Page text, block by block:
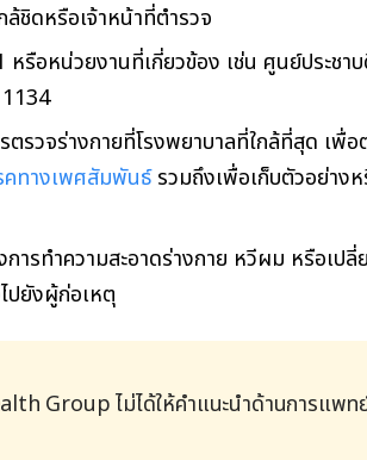
ล้ชิดหรือเจ้าหน้าที่ตำรวจ
หรือหน่วยงานที่เกี่ยวข้อง เช่น ศูนย์ประช
รตรวจร่างกายที่โรงพยาบาลที่ใกล้ที่สุด เ
คทางเพศสัมพันธ์รวมถึงเพื่อเก็บตัวอย่าง
การทำความสะอาดร่างกาย หวีผม หรือเป
ปยังผู้ก่อเหตุ
Group ไม่ได้ให้คำแนะนำด้านการแพท